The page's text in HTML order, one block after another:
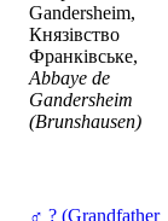
Gandersheim,
Князівство
Франківське,
Abbaye de
Gandersheim
(Brunshausen)
♂ ? (Grandfather